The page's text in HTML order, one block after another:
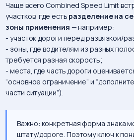
Чаще всего Combined Speed Limit
участков, где есть разделение на
зоны применения — например:
- участок дороги перед развязкой/
- зоны, где водителям из разных
требуется разная скорость;
- места, где часть дороги
“основное ограничение” и
части ситуации”).
Важно: конкретная форма знака
штату/дороге. Поэтому ключ к